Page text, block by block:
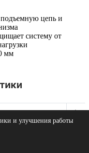
цепь и
систему от
мм
т 4
и улучшения работы